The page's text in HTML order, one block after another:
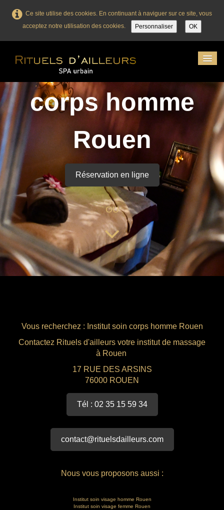
Ce site utilise des cookies. En continuant à naviguer sur ce site, vous
acceptez notre utilisation des cookies.
Personnaliser OK
Accueil
Massage
Corps
Femme enceinte
Enfant
Esthétique / Bronzage
Amincissant
Institut soin
corps homme
Rouen
Réservation en ligne
OU
Vous recherchez : Institut soin corps homme Rouen
Contactez Rituels d'ailleurs votre institut de massage
à Rouen
17 RUE DES ARSINS
76000 ROUEN
Tél : 02 35 15 59 34
contact@rituelsdailleurs.com
Nous vous proposons aussi :
Institut soin visage homme Rouen
Institut soin visage femme Rouen